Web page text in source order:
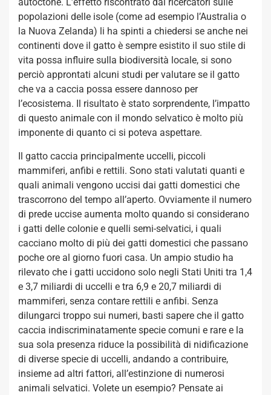
autoctone. L’effetto riscontrato dai ricercatori sulle
popolazioni delle isole (come ad esempio l’Australia o
la Nuova Zelanda) li ha spinti a chiedersi se anche nei
continenti dove il gatto è sempre esistito il suo stile di
vita possa influire sulla biodiversità locale, si sono
perciò approntati alcuni studi per valutare se il gatto
che va a caccia possa essere dannoso per
l’ecosistema. Il risultato è stato sorprendente, l’impatto
di questo animale con il mondo selvatico è molto più
imponente di quanto ci si poteva aspettare.
Il gatto caccia principalmente uccelli, piccoli
mammiferi, anfibi e rettili. Sono stati valutati quanti e
quali animali vengono uccisi dai gatti domestici che
trascorrono del tempo all’aperto. Ovviamente il numero
di prede uccise aumenta molto quando si considerano
i gatti delle colonie e quelli semi-selvatici, i quali
cacciano molto di più dei gatti domestici che passano
poche ore al giorno fuori casa. Un ampio studio ha
rilevato che i gatti uccidono solo negli Stati Uniti tra 1,4
e 3,7 miliardi di uccelli e tra 6,9 e 20,7 miliardi di
mammiferi, senza contare rettili e anfibi. Senza
dilungarci troppo sui numeri, basti sapere che il gatto
caccia indiscriminatamente specie comuni e rare e la
sua sola presenza riduce la possibilità di nidificazione
di diverse specie di uccelli, andando a contribuire,
insieme ad altri fattori, all’estinzione di numerosi
animali selvatici. Volete un esempio? Pensate ai